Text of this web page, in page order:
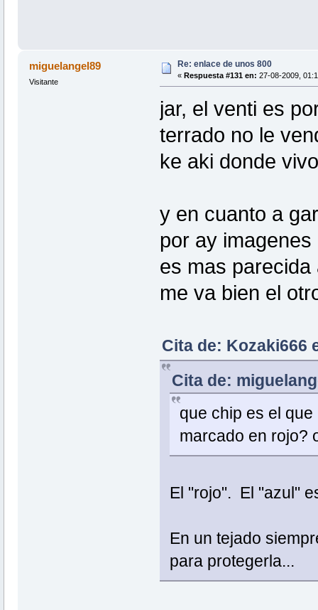
miguelangel89
Visitante
Re: enlace de unos 800
« Respuesta #131 en: 27-08-2009,
jar, el venti es
terrado no le
ke aki donde
y en cuanto a
por ay
es mas
me va bien el
Cita de: Kozaki666
Cita de:
que chip es el
marcado en rojo?
El "rojo". El "azul"
En un tejado
para protegerla...